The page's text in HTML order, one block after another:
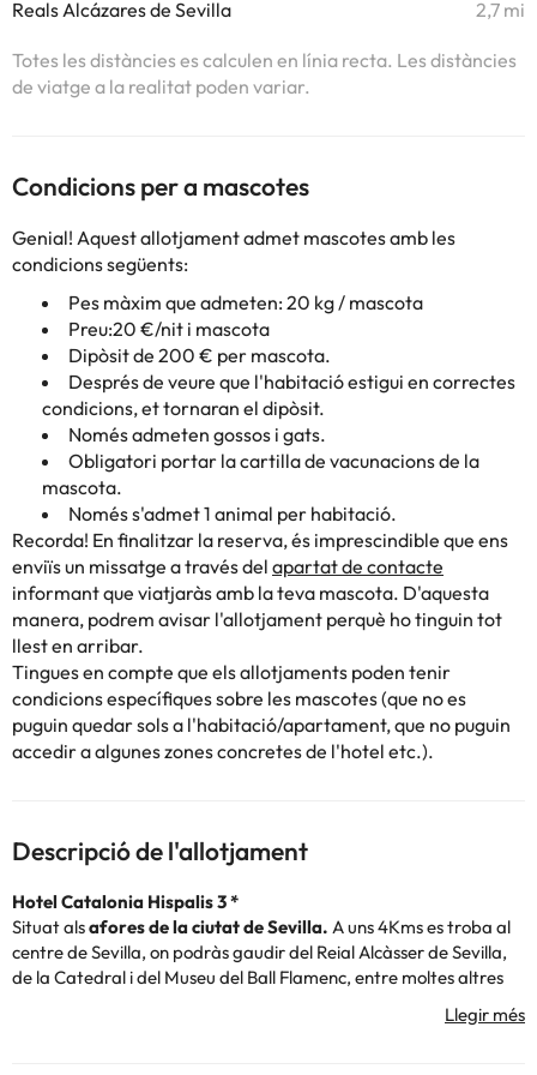
Reals Alcázares de Sevilla 2,7 mi
Totes les distàncies es calculen en línia recta. Les distàncies
de viatge a la realitat poden variar.
Condicions per a mascotes
Genial! Aquest allotjament admet mascotes amb les
condicions següents:
Pes màxim que admeten: 20 kg / mascota
Preu:20 €/nit i mascota
Dipòsit de 200 € per mascota.
Després de veure que l'habitació estigui en correctes
condicions, et tornaran el dipòsit.
Només admeten gossos i gats.
Obligatori portar la cartilla de vacunacions de la
mascota.
Només s'admet 1 animal per habitació.
Recorda! En finalitzar la reserva, és imprescindible que ens
enviïs un missatge a través del apartat de contacte
informant que viatjaràs amb la teva mascota. D'aquesta
manera, podrem avisar l'allotjament perquè ho tinguin tot
llest en arribar.
Tingues en compte que els allotjaments poden tenir
condicions específiques sobre les mascotes (que no es
puguin quedar sols a l'habitació/apartament, que no puguin
accedir a algunes zones concretes de l'hotel etc.).
Descripció de l'allotjament
Hotel Catalonia Hispalis 3 *
Situat alsafores de la ciutat de Sevilla. A uns 4Kms es troba al
centre de Sevilla, on podràs gaudir del Reial Alcàsser de Sevilla,
de la Catedral i del Museu del Ball Flamenc, entre moltes altres